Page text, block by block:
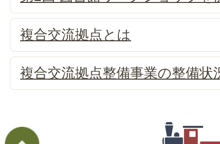
複合交流拠点とは
複合交流拠点整備事業の整備状